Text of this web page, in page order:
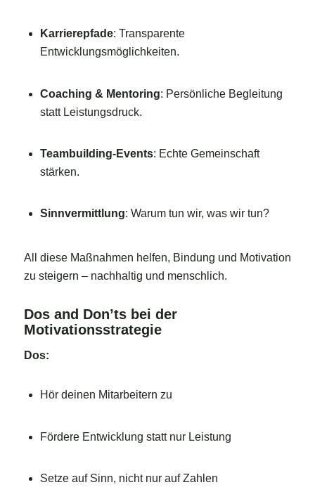
Karrierepfade: Transparente
Entwicklungsmöglichkeiten.
Coaching & Mentoring: Persönliche Begleitung
statt Leistungsdruck.
Teambuilding-Events: Echte Gemeinschaft
stärken.
Sinnvermittlung: Warum tun wir, was wir tun?
All diese Maßnahmen helfen, Bindung und Motivation
zu steigern – nachhaltig und menschlich.
Dos and Don’ts bei der
Motivationsstrategie
Dos:
Hör deinen Mitarbeitern zu
Fördere Entwicklung statt nur Leistung
Setze auf Sinn, nicht nur auf Zahlen